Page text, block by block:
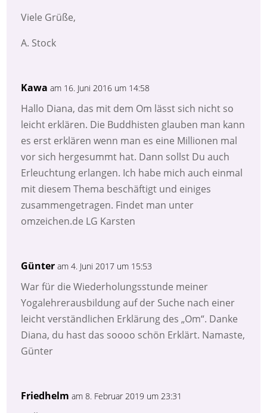
Viele Grüße,
A. Stock
Kawa am 16. Juni 2016 um 14:58
Hallo Diana, das mit dem Om lässt sich nicht so
leicht erklären. Die Buddhisten glauben man kann
es erst erklären wenn man es eine Millionen mal
vor sich hergesummt hat. Dann sollst Du auch
Erleuchtung erlangen. Ich habe mich auch einmal
mit diesem Thema beschäftigt und einiges
zusammengetragen. Findet man unter
omzeichen.de LG Karsten
Günter am 4. Juni 2017 um 15:53
War für die Wiederholungsstunde meiner
Yogalehrerausbildung auf der Suche nach einer
leicht verständlichen Erklärung des „Om“. Danke
Diana, du hast das soooo schön Erklärt. Namaste,
Günter
Friedhelm am 8. Februar 2019 um 23:31